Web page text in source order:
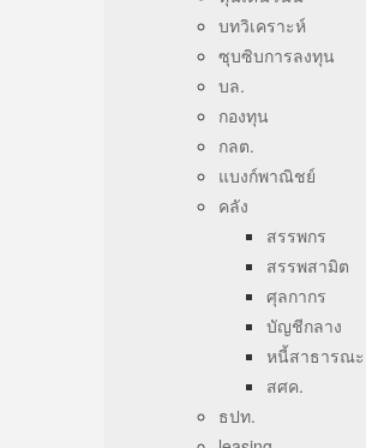
บทวิเคราะห์
ซุบซิบการลงทุน
บล.
กองทุน
กลต.
แบงก์พาณิชย์
คลัง
สรรพกร
สรรพสามิต
ศุลกากร
บัญชีกลาง
หนี้สาธารณะ
สศค.
ธปท.